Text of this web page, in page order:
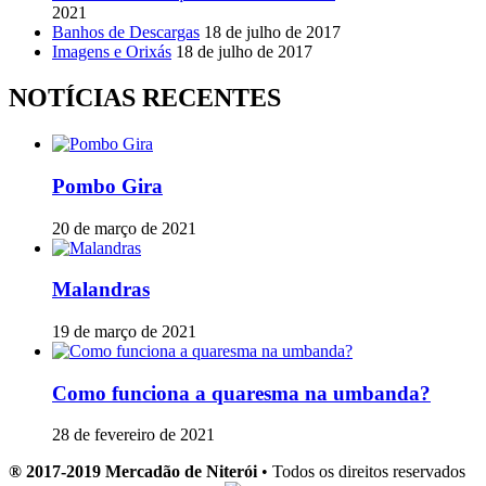
2021
Banhos de Descargas 18 de julho de 2017
Imagens e Orixás 18 de julho de 2017
NOTÍCIAS RECENTES
Pombo Gira
20 de março de 2021
Malandras
19 de março de 2021
Como funciona a quaresma na umbanda?
28 de fevereiro de 2021
® 2017-2019 Mercadão de Niterói• Todos os direitos reservados